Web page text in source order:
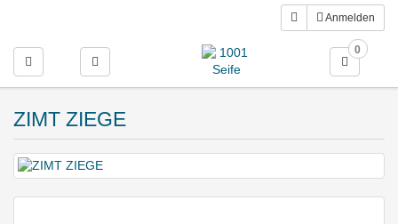
Anmelden
Toggle navigation
0
ZIMT ZIEGE